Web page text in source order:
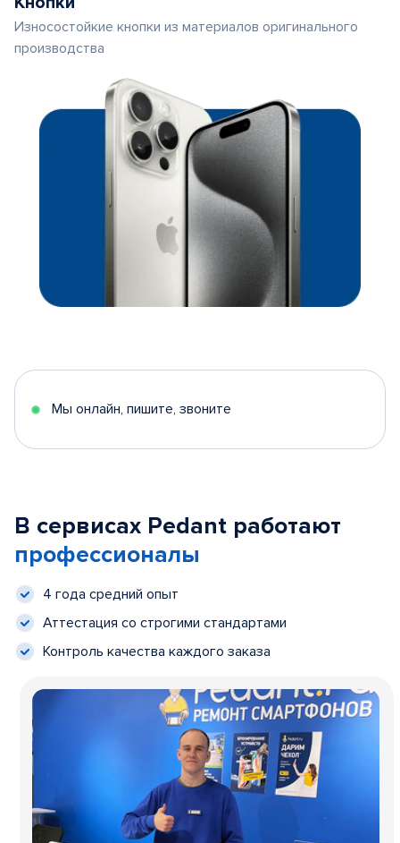
Износостойкие кнопки из материалов оригинального
производства
Мы онлайн, пишите, звоните
В сервисах Pedant работают
профессионалы
4 года средний опыт
Аттестация со строгими стандартами
Контроль качества каждого заказа